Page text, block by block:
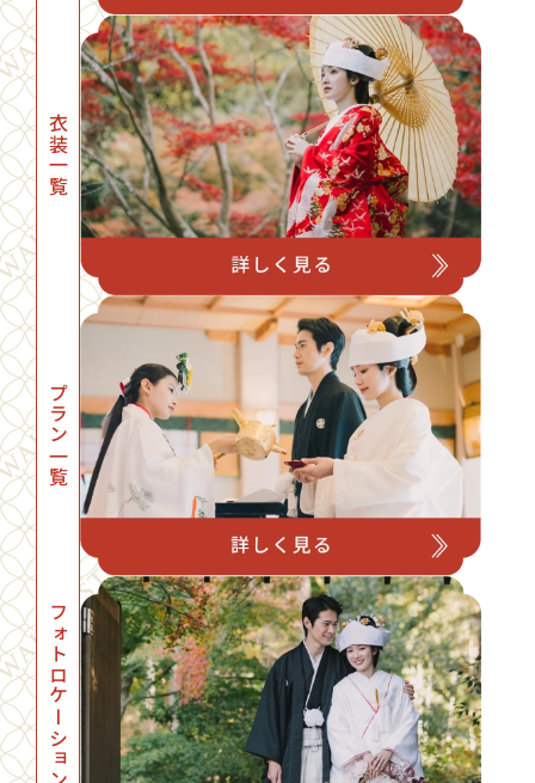
衣装一覧
プラン一覧
フォトロケーション一覧